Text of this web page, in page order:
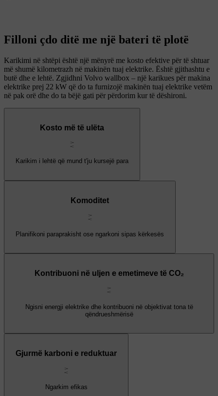
Filloni çdo ditë me një bateri të plotë
Karikimi në shtëpi është një mënyrë me kosto efektive për të shtuar
më shumë kilometrazh në makinën tuaj elektrike. Është gjithashtu e
butë dhe e lehtë. Zgjidhni Volvo wallbox – një karikues për makina
elektrike prej 22 kW që do ta furnizojë makinën tuaj elektrike vetëm
në pak orë dhe do ta bëjë gati për përdorim kur të dëshironi.
Kosto më të ulëta
Karikim i lehtë që mund t'ju kursejë para
Komoditet
Planifikoni paraprakisht ose ngarkoni sipas kërkesës
Kontribuoni në uljen e emetimeve të CO₂
Ngisni energji elektrike dhe kontribuoni në objektivat tona të
qëndrueshmërisë
Gjurmë karboni e reduktuar
Ngarkim efikas